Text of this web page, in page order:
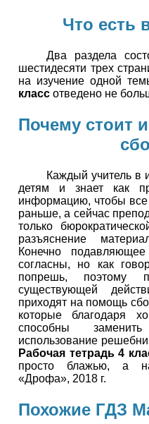
Что есть
Два раздела
шестидесяти трех
на изучение одной
класс отведено не
Почему стоит
Каждый учитель в
детям и знает как
информацию, чтобы
раньше, а сейчас
только
разъяснение
Конечно
согласны, но как
попрешь, поэтому
существующей
приходят на помощь
которые благодаря
способны
использование
Рабочая тетрадь 4
просто блажью, а
«Дрофа», 2018 г.
Похожие ГДЗ